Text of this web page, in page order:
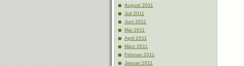
August 2011
Juli 2011
Juni 2011
Mai 2011
April 2011
März 2011
Februar 2011
Januar 2011